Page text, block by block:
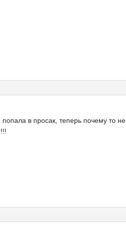
в просак, теперь почему то не